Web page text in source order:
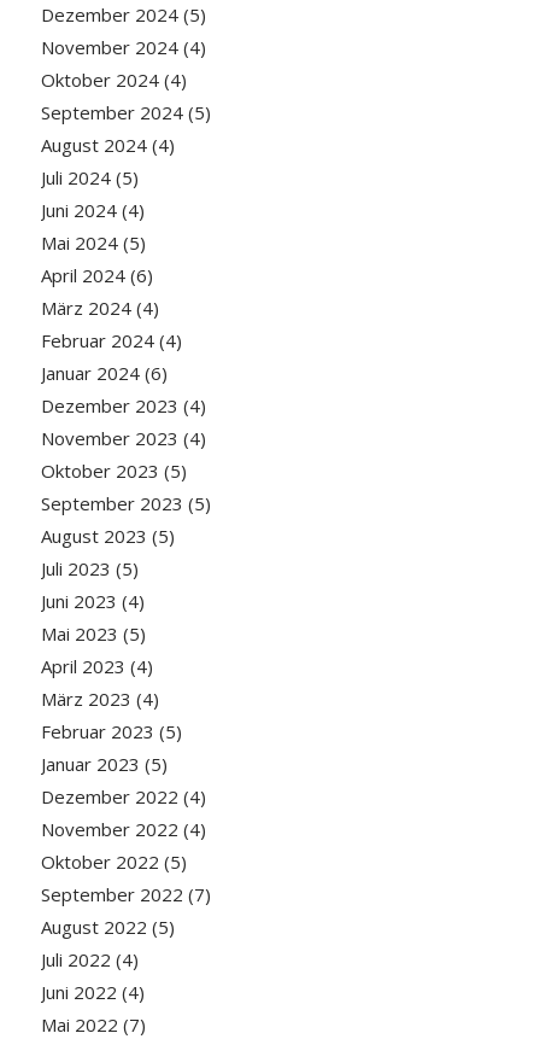
Dezember 2024(5)
November 2024(4)
Oktober 2024(4)
September 2024(5)
August 2024(4)
Juli 2024(5)
Juni 2024(4)
Mai 2024(5)
April 2024(6)
März 2024(4)
Februar 2024(4)
Januar 2024(6)
Dezember 2023 (4)
November 2023 (4)
Oktober 2023 (5)
September 2023 (5)
August 2023 (5)
Juli 2023 (5)
Juni 2023 (4)
Mai 2023 (5)
April 2023 (4)
März 2023 (4)
Februar 2023 (5)
Januar 2023 (5)
Dezember 2022 (4)
November 2022 (4)
Oktober 2022 (5)
September 2022 (7)
August 2022 (5)
Juli 2022 (4)
Juni 2022 (4)
Mai 2022 (7)